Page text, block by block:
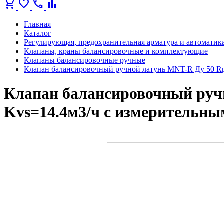
shopping_cart favorite call bar_chart
Главная
Каталог
Регулирующая, предохранительная арматура и
Клапаны, краны балансировочные и комплектующие
Клапаны балансировочные ручные
Клапан балансировочный ручной латунь MNT-R Ду 50
Клапан балансировочный
Kvs=14.4м3/ч с